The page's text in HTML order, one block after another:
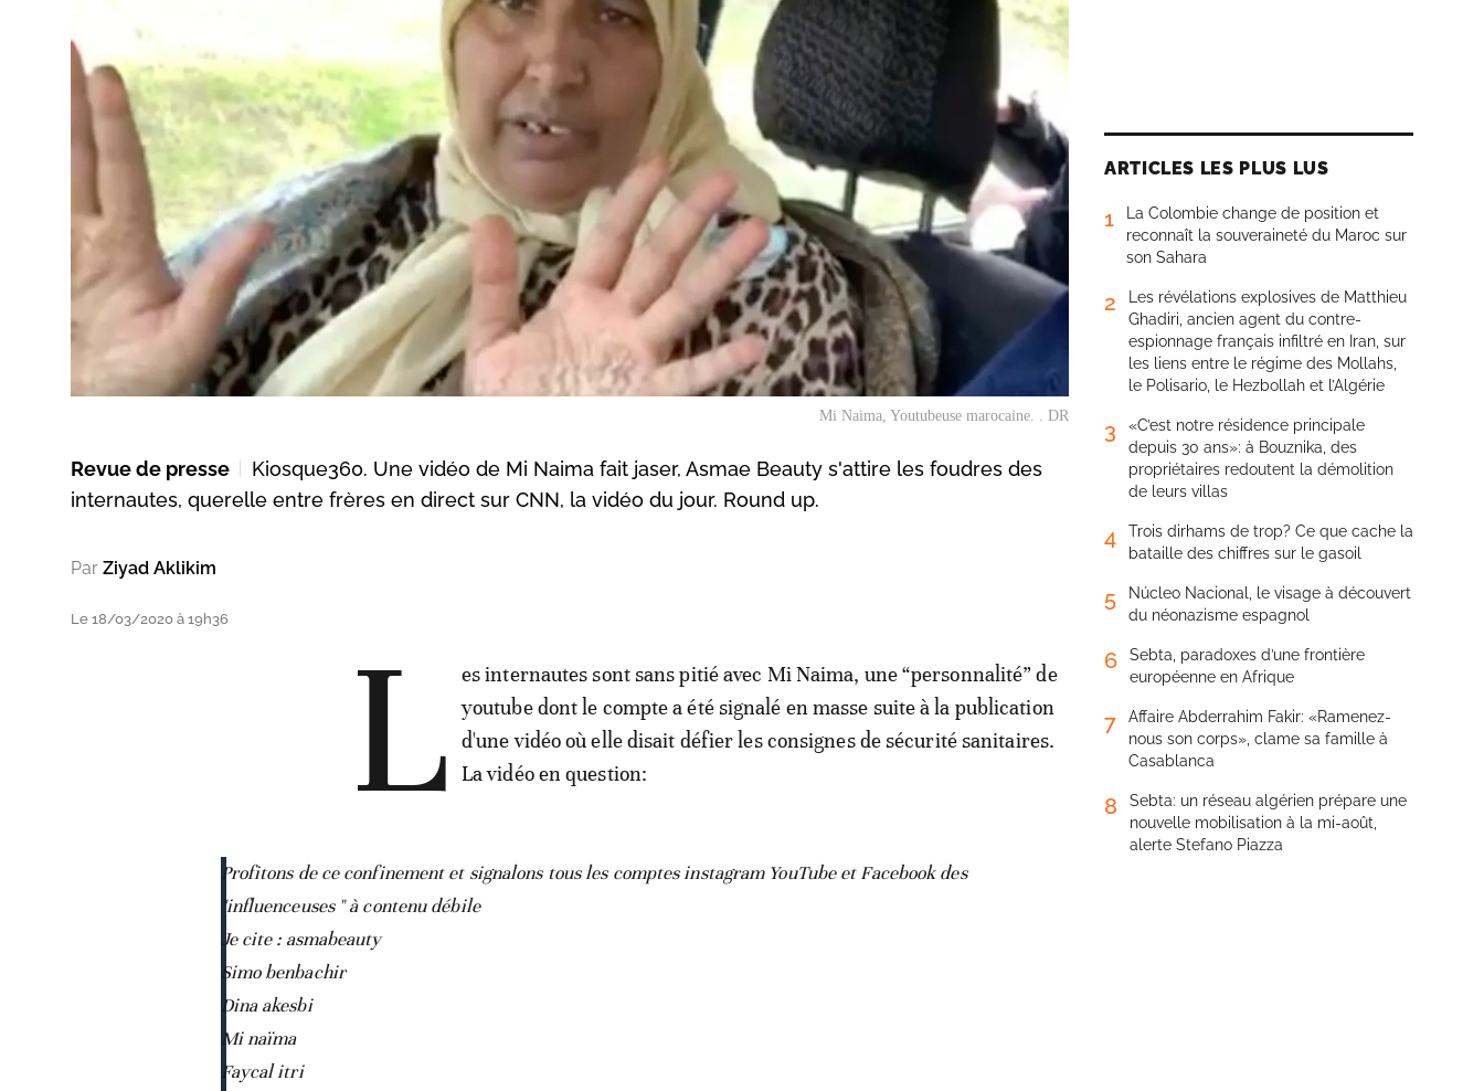
Mi Naima , Youtubeuse marocaine. . DR
Revue de presse
Kiosque360. Une vidéo de Mi Naima fait jaser, Asmae Beauty s'attire les foudres des
internautes, querelle entre frères en direct sur CNN, la vidéo du jour. Round up.
Par Ziyad Aklikim
Le 18/03/2020 à 19h36 L
es internautes sont sans pitié avec Mi Naima, une “personnalité” de
youtube dont le compte a été signalé en masse suite à la publication
d'une vidéo où elle disait défier les consignes de sécurité sanitaires.
La vidéo en question:
Profitons de ce confinement et signalons tous les comptes instagram YouTube et Facebook des
"influenceuses " à contenu débile
Je cite : asmabeauty
Simo benbachir
Dina akesbi
Mi naïma
Faycal itri
ARTICLES LES PLUS LUS
1
La Colombie change de position et
reconnaît la souveraineté du Maroc sur
son Sahara
2
Les révélations explosives de Matthieu
Ghadiri, ancien agent du contre-
espionnage français infiltré en Iran, sur
les liens entre le régime des Mollahs,
le Polisario, le Hezbollah et l’Algérie
3
«C’est notre résidence principale
depuis 30 ans»: à Bouznika, des
propriétaires redoutent la démolition
de leurs villas
4
Trois dirhams de trop? Ce que cache la
bataille des chiffres sur le gasoil
5
Núcleo Nacional, le visage à découvert
du néonazisme espagnol
6
Sebta, paradoxes d’une frontière
européenne en Afrique
7
Affaire Abderrahim Fakir: «Ramenez-
nous son corps», clame sa famille à
Casablanca
8
Sebta: un réseau algérien prépare une
nouvelle mobilisation à la mi-août,
alerte Stefano Piazza